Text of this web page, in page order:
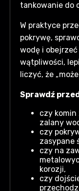
tankowanie do
W praktyce
pokrywę,
wodę i
wątpliwości,
liczyć, że
Sprawdź
czy komin
zalany
czy
zasypane
czy na
korozji,
czy